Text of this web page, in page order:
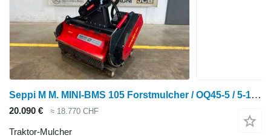
Seppi M M. MINI-BMS 105 Forstmulcher / OQ45-5 / 5-10 to DE
20.090 € ≈ 18.770 CHF
Traktor-Mulcher